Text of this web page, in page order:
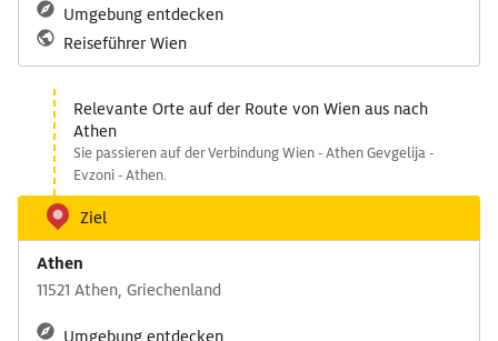
Umgebung entdecken
Reiseführer Wien
Relevante Orte auf der Route von Wien aus nach
Athen
Sie passieren auf der Verbindung Wien - Athen Gevgelija -
Evzoni - Athen.
Ziel
Athen
11521 Athen, Griechenland
Umgebung entdecken